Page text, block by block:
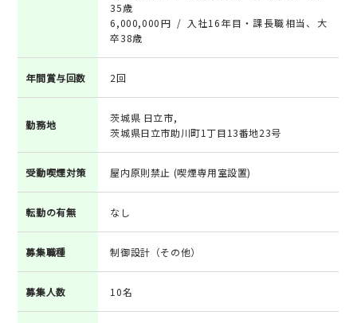
35歳
6,000,000円 / 入社16年目・課長職相当、大
卒38歳
年間賞与回数 2回
勤務地
茨城県 日立市,
茨城県日立市助川町1丁目13番地23号
受動喫煙対策 屋内原則禁止 (喫煙専用室設置)
転勤の有無 なし
募集職種 制御設計（その他）
募集人数 10名